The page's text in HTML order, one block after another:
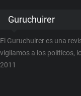
Guruchuirer
El Guruchuirer es una
vigilamos a los políticos,
2011